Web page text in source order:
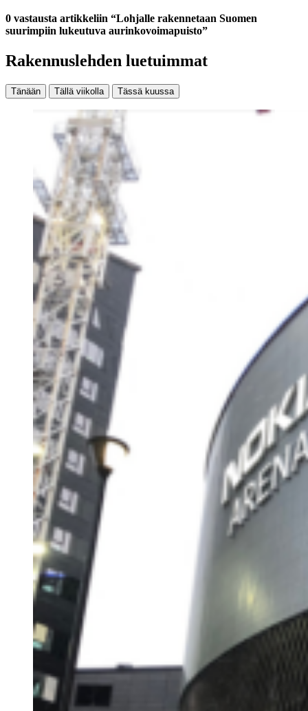
0 vastausta artikkeliin “Lohjalle rakennetaan Suomen
suurimpiin lukeutuva aurinkovoimapuisto”
Rakennuslehden luetuimmat
Tänään Tällä viikolla Tässä kuussa